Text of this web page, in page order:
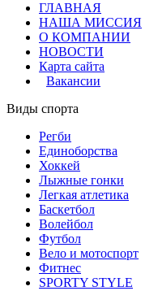
ГЛАВНАЯ
НАША МИССИЯ
О КОМПАНИИ
НОВОСТИ
Карта сайта
Вакансии
Виды спорта
Регби
Единоборства
Хоккей
Лыжные гонки
Легкая атлетика
Баскетбол
Волейбол
Футбол
Вело и мотоспорт
Фитнес
SPORTY STYLE